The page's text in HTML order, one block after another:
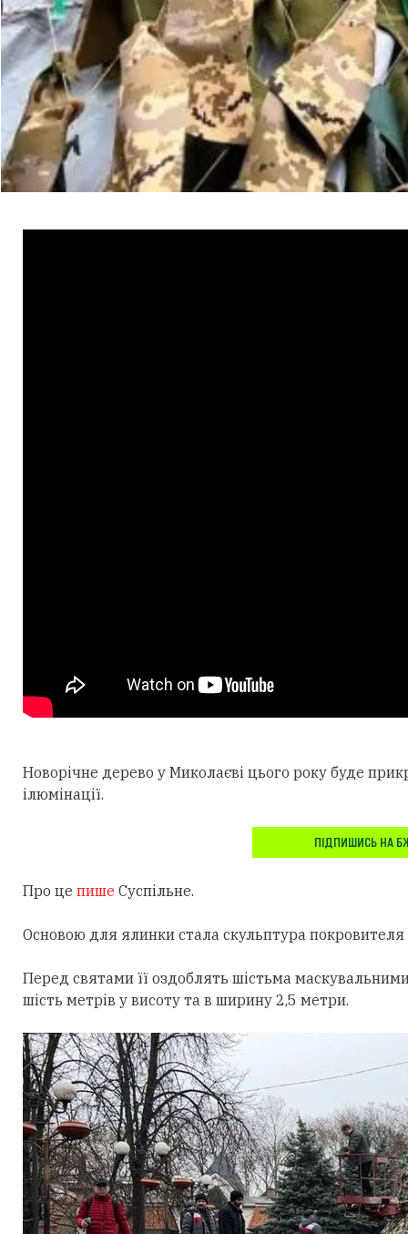
Новорічне дерево у Миколаєві цього року буде
ілюмінації.
ПІДПИШИСЬ НА
Про це пише Суспільне.
Основою для ялинки стала скульптура
Перед святами її оздоблять шістьма
шість метрів у висоту та в ширину 2,5 метри.